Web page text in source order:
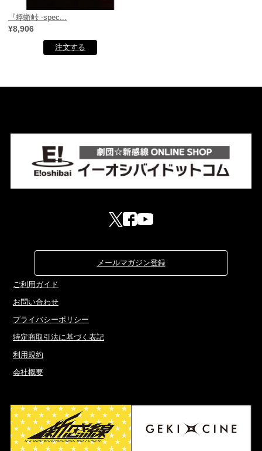
『蜉蝣峠 -spec...
¥8,906
メールマガジン登録
ご利用ガイド
お問い合わせ
プライバシーポリシー
特定商取引法に基づく表記
利用規約
会社概要